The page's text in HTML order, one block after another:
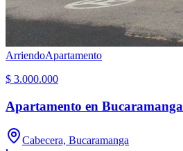
ArriendoApartamento
$ 3.000.000
Apartamento en Bucaramanga
Cabecera, Bucaramanga